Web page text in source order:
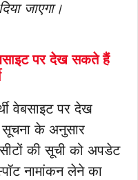
जाएगा।
पर देख सकते हैं
वेबसाइट पर देख
सूचना के अनुसार
सीटों की सूची को अपडेट
नामांकन लेने का